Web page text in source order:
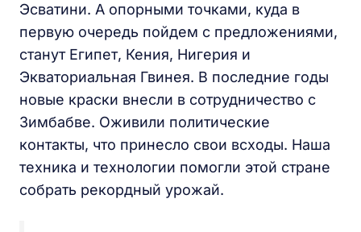
Эсватини. А опорными точками, куда в
первую очередь пойдем с предложениями,
станут Египет, Кения, Нигерия и
Экваториальная Гвинея. В последние годы
новые краски внесли в сотрудничество с
Зимбабве. Оживили политические
контакты, что принесло свои всходы. Наша
техника и технологии помогли этой стране
собрать рекордный урожай.